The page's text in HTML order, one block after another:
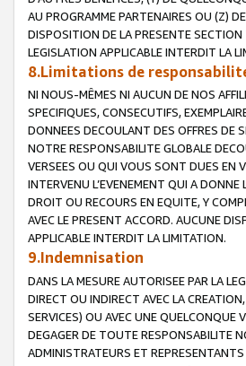
AU PROGRAMME PARTENAIRES OU (Z)
DISPOSITION DE LA PRESENTE
LEGISLATION APPLICABLE INTERDIT LA
8.Limitations de
NI NOUS-MÊMES NI AUCUN DE NOS
SPECIFIQUES, CONSECUTIFS,
DONNEES DECOULANT DES OFFRES DE
NOTRE RESPONSABILITE GLOBALE
VERSEES OU QUI VOUS SONT DUES EN
INTERVENU L’EVENEMENT QUI A
DROIT OU RECOURS EN EQUITE, Y
AVEC LE PRESENT ACCORD. AUCUNE
APPLICABLE INTERDIT LA LIMITATION.
9.Indemnisation
DANS LA MESURE AUTORISEE PAR LA
DIRECT OU INDIRECT AVEC LA
SERVICES) OU AVEC UNE QUELCONQUE
DEGAGER DE TOUTE RESPONSABILITE
ADMINISTRATEURS ET